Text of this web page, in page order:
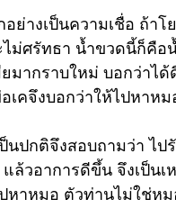
ย่างเป็นความเชื่อ ถ้า
ม่ศรัทธา น้ำขวดนี้ก็คือ
ยมากราบใหม่ บอกว่า
เคจึงบอกว่าให้ไปหาห
นปกติจึงสอบถามว่า ไป
ล้วอาการดีขึ้น จึงเป็น
หาหมอ ตัวท่านไม่ใช่ห